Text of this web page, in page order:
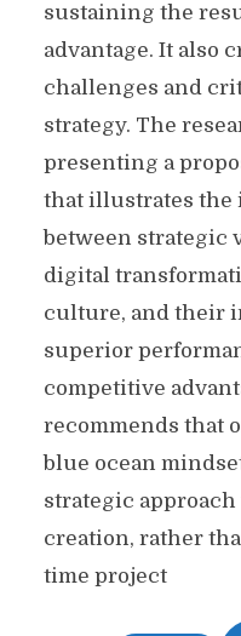
sustaining the
advantage. It also
challenges and
strategy. The
presenting a
that illustrates
between strategic
digital
culture, and their
superior
competitive
recommends that
blue ocean
strategic
creation, rather
time project